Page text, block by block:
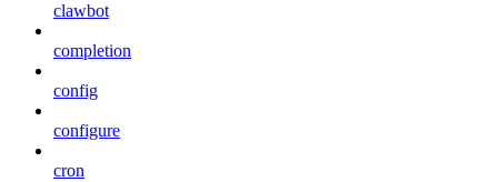
clawbot
completion
config
configure
cron